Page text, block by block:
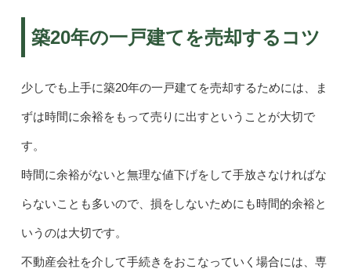
築20年の一戸建てを売却するコツ
少しでも上手に築20年の一戸建てを売却するためには、ま
ずは時間に余裕をもって売りに出すということが大切で
す。
時間に余裕がないと無理な値下げをして手放さなければな
らないことも多いので、損をしないためにも時間的余裕と
いうのは大切です。
不動産会社を介して手続きをおこなっていく場合には、専